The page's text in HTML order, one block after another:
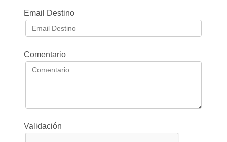
Email Destino
Comentario
Validación